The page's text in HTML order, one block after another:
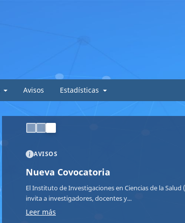
Avisos Estadísticas
AVISOS
Nueva Covocatoria
El Instituto de Investigaciones en Ciencias de la
invita a investigadores, docentes y...
Leer más